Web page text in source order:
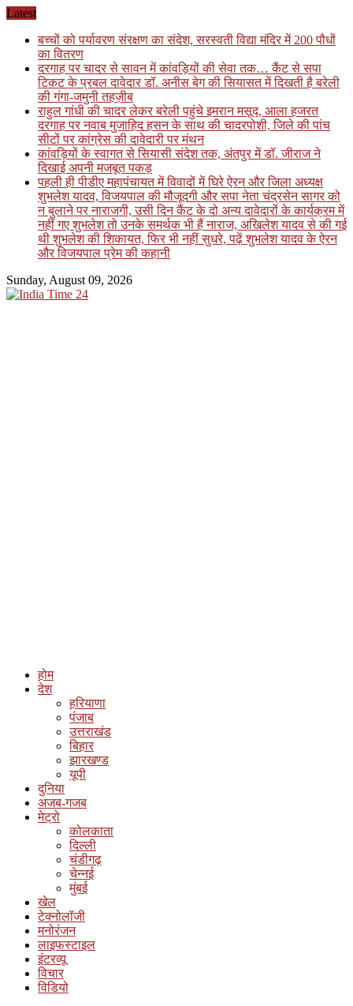
Skip
content
Latest
बच्चों को पर्यावरण संरक्षण का संदेश, सरस्वती विद्या मंदिर में 200 पौधों
का वितरण
दरगाह पर चादर से सावन में कांवड़ियों की सेवा तक… कैंट से सपा
टिकट के प्रबल दावेदार डॉ. अनीस बेग की सियासत में दिखती है बरेली
की गंगा-जमुनी तहज़ीब
राहुल गांधी की चादर लेकर बरेली पहुंचे इमरान मसूद, आला हजरत
दरगाह पर नवाब मुजाहिद हसन के साथ की चादरपोशी, जिले की पांच
सीटों पर कांग्रेस की दावेदारी पर मंथन
कांवड़ियों के स्वागत से सियासी संदेश तक, अंतपुर में डॉ. जीराज ने
दिखाई अपनी मजबूत पकड़
पहली ही पीडीए महापंचायत में विवादों में घिरे ऐरन और जिला अध्यक्ष
शुभलेश यादव, विजयपाल की मौजूदगी और सपा नेता चंद्रसेन सागर को
न बुलाने पर नाराजगी, उसी दिन कैंट के दो अन्य दावेदारों के कार्यक्रम में
नहीं गए शुभलेश तो उनके समर्थक भी हैं नाराज, अखिलेश यादव से की गई
थी शुभलेश की शिकायत, फिर भी नहीं सुधरे, पढ़ें शुभलेश यादव के ऐरन
और विजयपाल प्रेम की कहानी
Sunday, August 09, 2026
होम
देश
हरियाणा
पंजाब
उत्तराखंड
बिहार
झारखण्ड
यूपी
दुनिया
अजब-गजब
मेट्रो
कोलकाता
दिल्ली
चंडीगढ़
चेन्नई
मुंबई
खेल
टेक्नोलॉजी
मनोरंजन
लाइफस्टाइल
इंटरव्यू
विचार
विडियो